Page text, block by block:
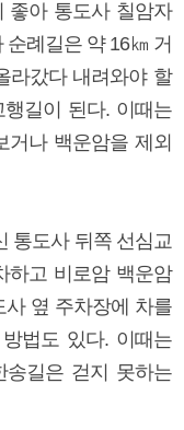
좋아 통도사 칠암자
례길은 약 16㎞ 거
라갔다 내려와야 할
행길이 된다. 이때는
거나 백운암을 제외
통도사 뒤쪽 선심교
하고 비로암 백운암
옆 주차장에 차를
법도 있다. 이때는
송길은 걷지 못하는